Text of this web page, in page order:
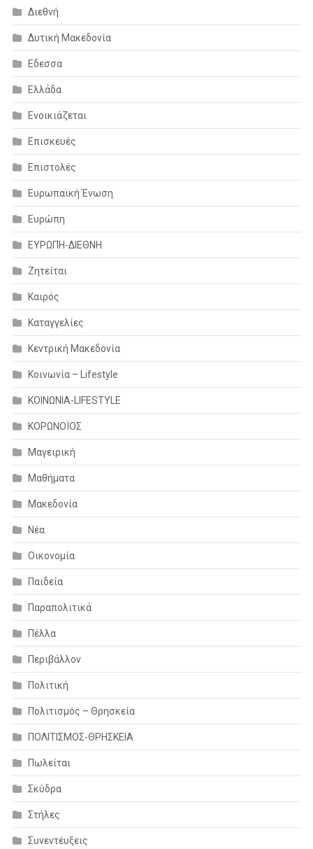
Διεθνή
Δυτική Μακεδονία
Εδεσσα
Ελλάδα
Ενοικιάζεται
Επισκευές
Επιστολές
Ευρωπαϊκή Ένωση
Ευρώπη
ΕΥΡΩΠΗ-ΔΙΕΘΝΗ
Ζητείται
Καιρός
Καταγγελίες
Κεντρική Μακεδονία
Κοινωνία – Lifestyle
ΚΟΙΝΩΝΙΑ-LIFESTYLE
ΚΟΡΩΝΟΪΟΣ
Μαγειρική
Μαθήματα
Μακεδονία
Νέα
Οικονομία
Παιδεία
Παραπολιτικά
Πέλλα
Περιβάλλον
Πολιτική
Πολιτισμός – Θρησκεία
ΠΟΛΙΤΙΣΜΟΣ-ΘΡΗΣΚΕΙΑ
Πωλείται
Σκύδρα
Στήλες
Συνεντέυξεις